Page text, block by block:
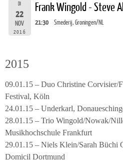
DI
22
NOV
2016
Frank Wingold - Steve
21:30 Smederij, Groningen/NL
2015
09.01.15 – Duo Christine Corvisier/
Festival, Köln
24.01.15 – Underkarl,
28.01.15 – Trio Wingold/Nowak/
Musikhochschule Frankfurt
29.01.15 – Niels Klein/Sarah Büchi
Domicil Dortmund